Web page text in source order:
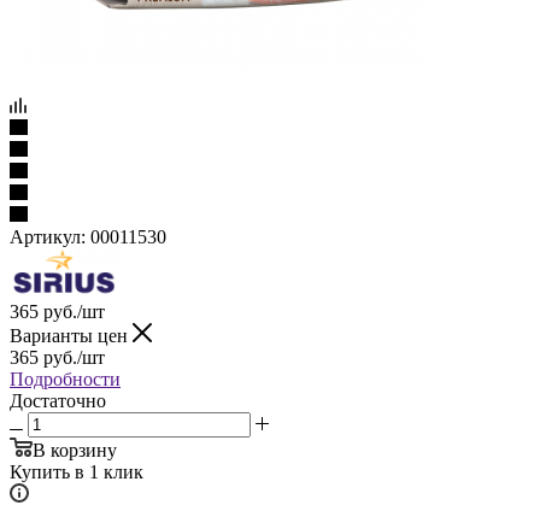
Артикул: 00011530
365 руб./шт
Варианты цен
365 руб./шт
Подробности
Достаточно
В корзину
Купить в 1 клик